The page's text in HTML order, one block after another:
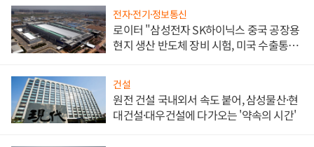
전자·전기·정보통신
로이터 "삼성전자 SK하이닉스 중국 공장용
현지 생산 반도체 장비 시험, 미국 수출통제
건설
원전 건설 국내외서 속도 붙어, 삼성물산·현
대건설·대우건설에 다가오는 '약속의 시간'